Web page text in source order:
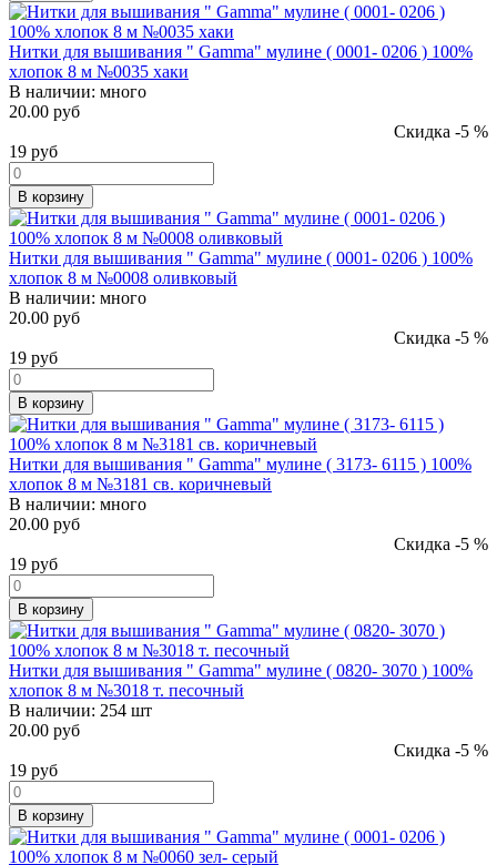
Нитки для вышивания " Gamma" мулине ( 0001- 0206 ) 100%
хлопок 8 м №0035 хаки
В наличии: много
20.00 руб
Скидка -5 %
19 руб
В корзину
Нитки для вышивания " Gamma" мулине ( 0001- 0206 ) 100%
хлопок 8 м №0008 оливковый
В наличии: много
20.00 руб
Скидка -5 %
19 руб
В корзину
Нитки для вышивания " Gamma" мулине ( 3173- 6115 ) 100%
хлопок 8 м №3181 св. коричневый
В наличии: много
20.00 руб
Скидка -5 %
19 руб
В корзину
Нитки для вышивания " Gamma" мулине ( 0820- 3070 ) 100%
хлопок 8 м №3018 т. песочный
В наличии: 254 шт
20.00 руб
Скидка -5 %
19 руб
В корзину